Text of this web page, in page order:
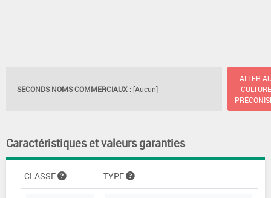
SECONDS NOMS COMMERCIAUX : [Aucun]
ALLER
Caractéristiques et valeurs garanties
CLASSE TYPE